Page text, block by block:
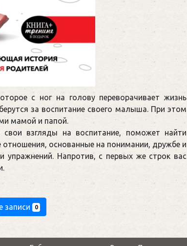
с ног на голову переворачивает жизнь
за воспитание своего малыша. При этом
мамой и папой.
взгляды на воспитание, поможет найти
основанные на понимании, дружбе и
упражнений. Напротив, с первых же строк вас
записи 0